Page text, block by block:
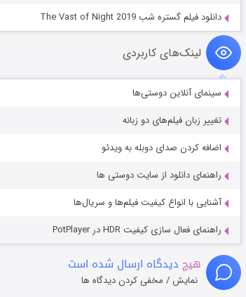
دانلود فیلم گستره شب The Vast of Night 2019
لینک‌های کاربردی
سینمای آنلاین دوستی‌ها
تغییر زبان فیلم‌های دو زبانه
اضافه کردن صدای دوبله به ویدئو
راهنمای دانلود از سایت دوستی ها
آشنایی با انواع کیفیت فیلم‌ها و سریال‌ها
راهنمای فعال سازی کیفیت HDR در PotPlayer
هیچ دیدگاه ارسال شده است
نمایش / مخفی کردن دیدگاه ها